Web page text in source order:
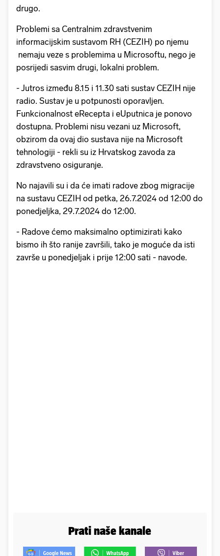
drugo.
Problemi sa Centralnim zdravstvenim
informacijskim sustavom RH (CEZIH) po njemu
nemaju veze s problemima u Microsoftu, nego je
posrijedi sasvim drugi, lokalni problem.
- Jutros između 8.15 i 11.30 sati sustav CEZIH nije
radio. Sustav je u potpunosti oporavljen.
Funkcionalnost eRecepta i eUputnica je ponovo
dostupna. Problemi nisu vezani uz Microsoft,
obzirom da ovaj dio sustava nije na Microsoft
tehnologiji - rekli su iz Hrvatskog zavoda za
zdravstveno osiguranje.
No najavili su i da će imati radove zbog migracije
na sustavu CEZIH od petka, 26.7.2024 od 12:00 do
ponedjeljka, 29.7.2024 do 12:00.
- Radove ćemo maksimalno optimizirati kako
bismo ih što ranije završili, tako je moguće da isti
završe u ponedjeljak i prije 12:00 sati - navode.
Prati naše kanale